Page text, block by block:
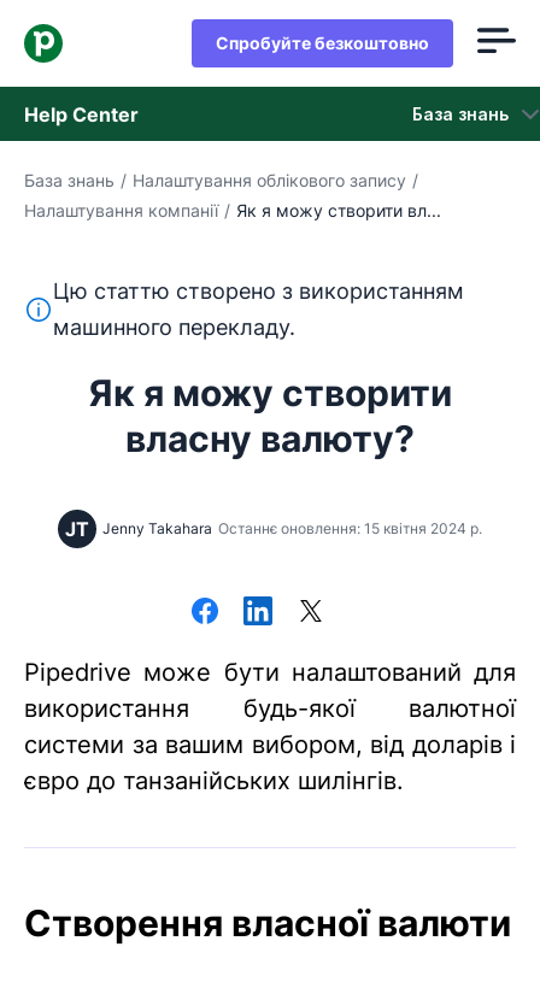
Спробуйте безкоштовно
Help Center База знань
База знань
Зверніться в службу підтримки
База знань / Налаштування облікового запису /
Налаштування компанії / Як я можу створити вл...
Цей текст перекладено з англійської мови за
Цю статтю створено з використанням
машинного перекладу.
Як я можу створити
власну валюту?
JT Jenny Takahara Останнє оновлення: 15 квітня 2024 р.
Pipedrive може бути налаштований для
використання будь-якої валютної
системи за вашим вибором, від доларів і
євро до танзанійських шилінгів.
Створення власної валюти